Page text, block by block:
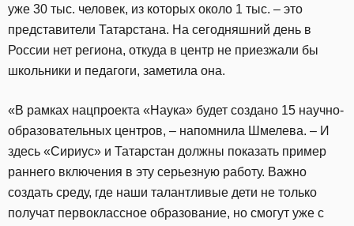
уже 30 тыс. человек, из которых около 1 тыс. – это
представители Татарстана. На сегодняшний день в
России нет региона, откуда в центр не приезжали бы
школьники и педагоги, заметила она.
«В рамках нацпроекта «Наука» будет создано 15 научно-
образовательных центров, – напомнила Шмелева. – И
здесь «Сириус» и Татарстан должны показать пример
раннего включения в эту серьезную работу. Важно
создать среду, где наши талантливые дети не только
получат первоклассное образование, но смогут уже с